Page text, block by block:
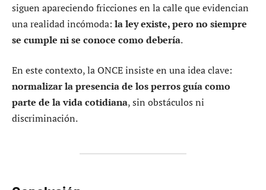
siguen apareciendo fricciones en la calle que evidencian
una realidad incómoda: la ley existe, pero no siempre
se cumple ni se conoce como debería.
En este contexto, la ONCE insiste en una idea clave:
normalizar la presencia de los perros guía como
parte de la vida cotidiana, sin obstáculos ni
discriminación.